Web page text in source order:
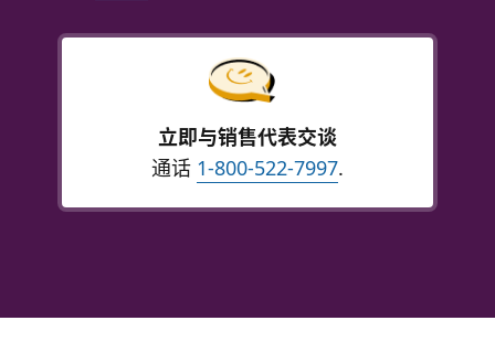
立即与销售代表交谈
通话 1-800-522-7997.